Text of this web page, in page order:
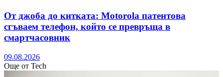
От джоба до китката: Motorola патентова
сгъваем телефон, който се превръща в
смартчасовник
09.08.2026
Още от Tech